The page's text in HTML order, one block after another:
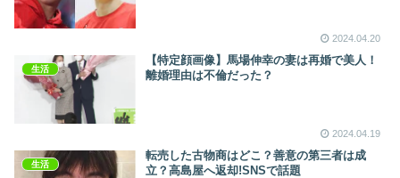
2024.04.20
生活
【特定顔画像】馬場伸幸の妻は再婚で美人！
離婚理由は不倫だった？
2024.04.19
生活
転売した古物商はどこ？善意の第三者は成
立？高島屋へ返却!SNSで話題